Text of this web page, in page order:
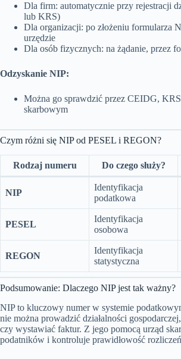
Dla firm: automatycznie przy rejestracji
lub KRS)
Dla organizacji: po złożeniu formularza
urzędzie
Dla osób fizycznych: na żądanie, przez
Odzyskanie NIP:
Można go sprawdzić przez CEIDG,
skarbowym
Czym różni się NIP od PESEL i REGON?
Rodzaj numeru Do czego służy?
NIP
Identyfikacja
podatkowa
PESEL
Identyfikacja
osobowa
REGON
Identyfikacja
statystyczna
Podsumowanie: Dlaczego NIP jest tak ważny?
NIP to kluczowy numer w systemie
nie można prowadzić działalności
czy wystawiać faktur. Z jego pomocą urząd
podatników i kontroluje prawidłowość